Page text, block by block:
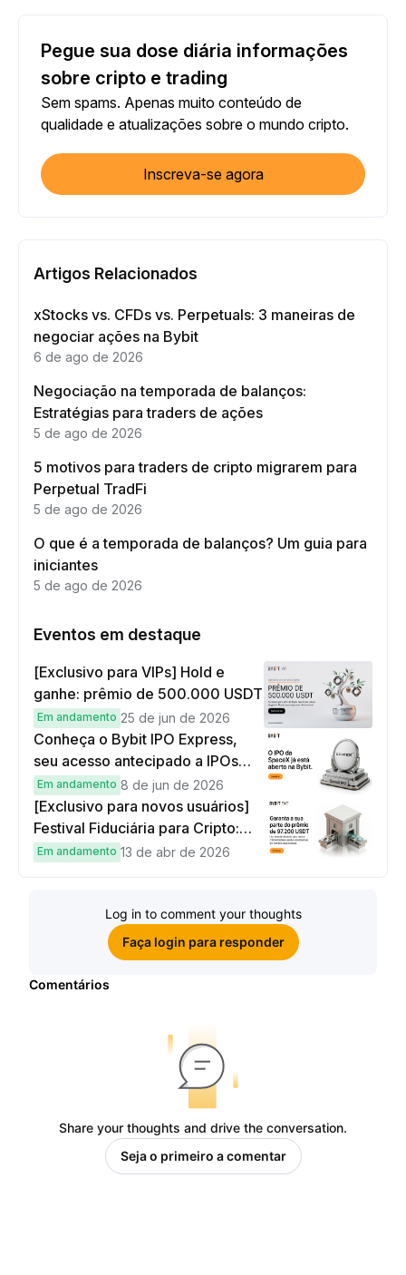
Pegue sua dose diária informações
sobre cripto e trading
Sem spams. Apenas muito conteúdo de
qualidade e atualizações sobre o mundo cripto.
Inscreva-se agora
Artigos Relacionados
xStocks vs. CFDs vs. Perpetuals: 3 maneiras de
negociar ações na Bybit
6 de ago de 2026
Negociação na temporada de balanços:
Estratégias para traders de ações
5 de ago de 2026
5 motivos para traders de cripto migrarem para
Perpetual TradFi
5 de ago de 2026
O que é a temporada de balanços? Um guia para
iniciantes
5 de ago de 2026
Eventos em destaque
[Exclusivo para VIPs] Hold e
ganhe: prêmio de 500.000 USDT
Em andamento 25 de jun de 2026
Conheça o Bybit IPO Express,
seu acesso antecipado a IPOs
globais
Em andamento 8 de jun de 2026
[Exclusivo para novos usuários]
Festival Fiduciária para Cripto:
complete tarefas simples e
Em andamento 13 de abr de 2026
Log in to comment your thoughts
Faça login para responder
Comentários
Share your thoughts and drive the conversation.
Seja o primeiro a comentar